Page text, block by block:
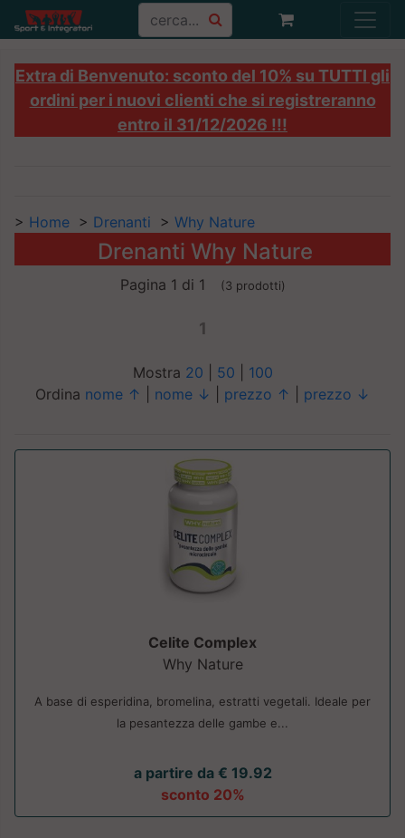
Extra di Benvenuto: sconto del 10% su TUTTI gli
ordini per i nuovi clienti che si registreranno
entro il 31/12/2026 !!!
> Home > Drenanti > Why Nature
Drenanti Why Nature
Pagina 1 di 1 (3 prodotti)
1
Mostra 20 50
100
Ordina nome ↑ nome ↓ prezzo ↑ prezzo ↓
Celite Complex
Why Nature
A base di esperidina, bromelina, estratti vegetali. Ideale per
la pesantezza delle gambe e...
a partire da € 19.92
sconto 20%